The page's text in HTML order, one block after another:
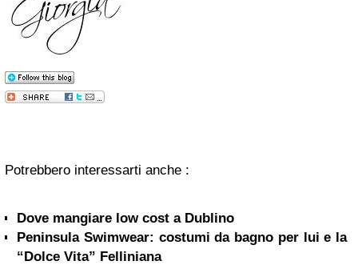
Potrebbero interessarti anche :
Dove mangiare low cost a Dublino
Peninsula Swimwear: costumi da bagno per lui e la
“Dolce Vita” Felliniana